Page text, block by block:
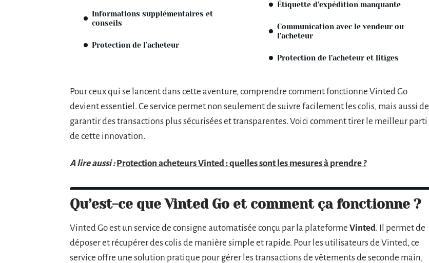
Informations supplémentaires et
conseils
Protection de l’acheteur
Étiquette d’expédition manquante
Communication avec le vendeur ou
l’acheteur
Protection de l’acheteur et litiges
Pour ceux qui se lancent dans cette aventure, comprendre comment fonctionne Vinted Go
devient essentiel. Ce service permet non seulement de suivre facilement les colis, mais aussi de
garantir des transactions plus sécurisées et transparentes. Voici comment tirer le meilleur parti
de cette innovation.
A lire aussi : Protection acheteurs Vinted : quelles sont les mesures à prendre ?
Qu’est-ce que Vinted Go et comment ça fonctionne ?
Vinted Go est un service de consigne automatisée conçu par la plateforme Vinted. Il permet de
déposer et récupérer des colis de manière simple et rapide. Pour les utilisateurs de Vinted, ce
service offre une solution pratique pour gérer les transactions de vêtements de seconde main,